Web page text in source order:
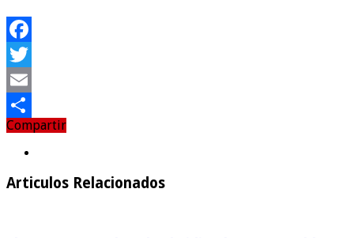
Facebook
Twitter
Email
Compartir
Compartir
Articulos Relacionados